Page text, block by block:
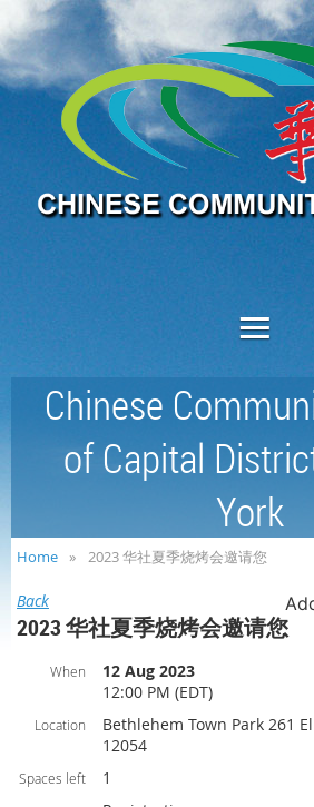
Chinese
of Capital
York
Home 2023 华社夏季烧烤会邀请您
Back
2023 华社夏季烧烤会邀请您
When
12 Aug 2023
12:00 PM (EDT)
Location
Bethlehem Town Park 261
12054
Spaces left
1